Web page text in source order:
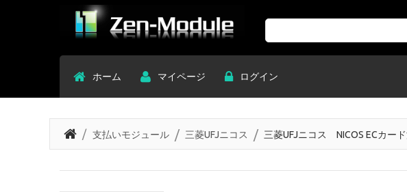
Search
ホーム マイページ ログイン
支払いモジュール 三菱UFJニコス 三菱UFJニコス NICOS ECカー